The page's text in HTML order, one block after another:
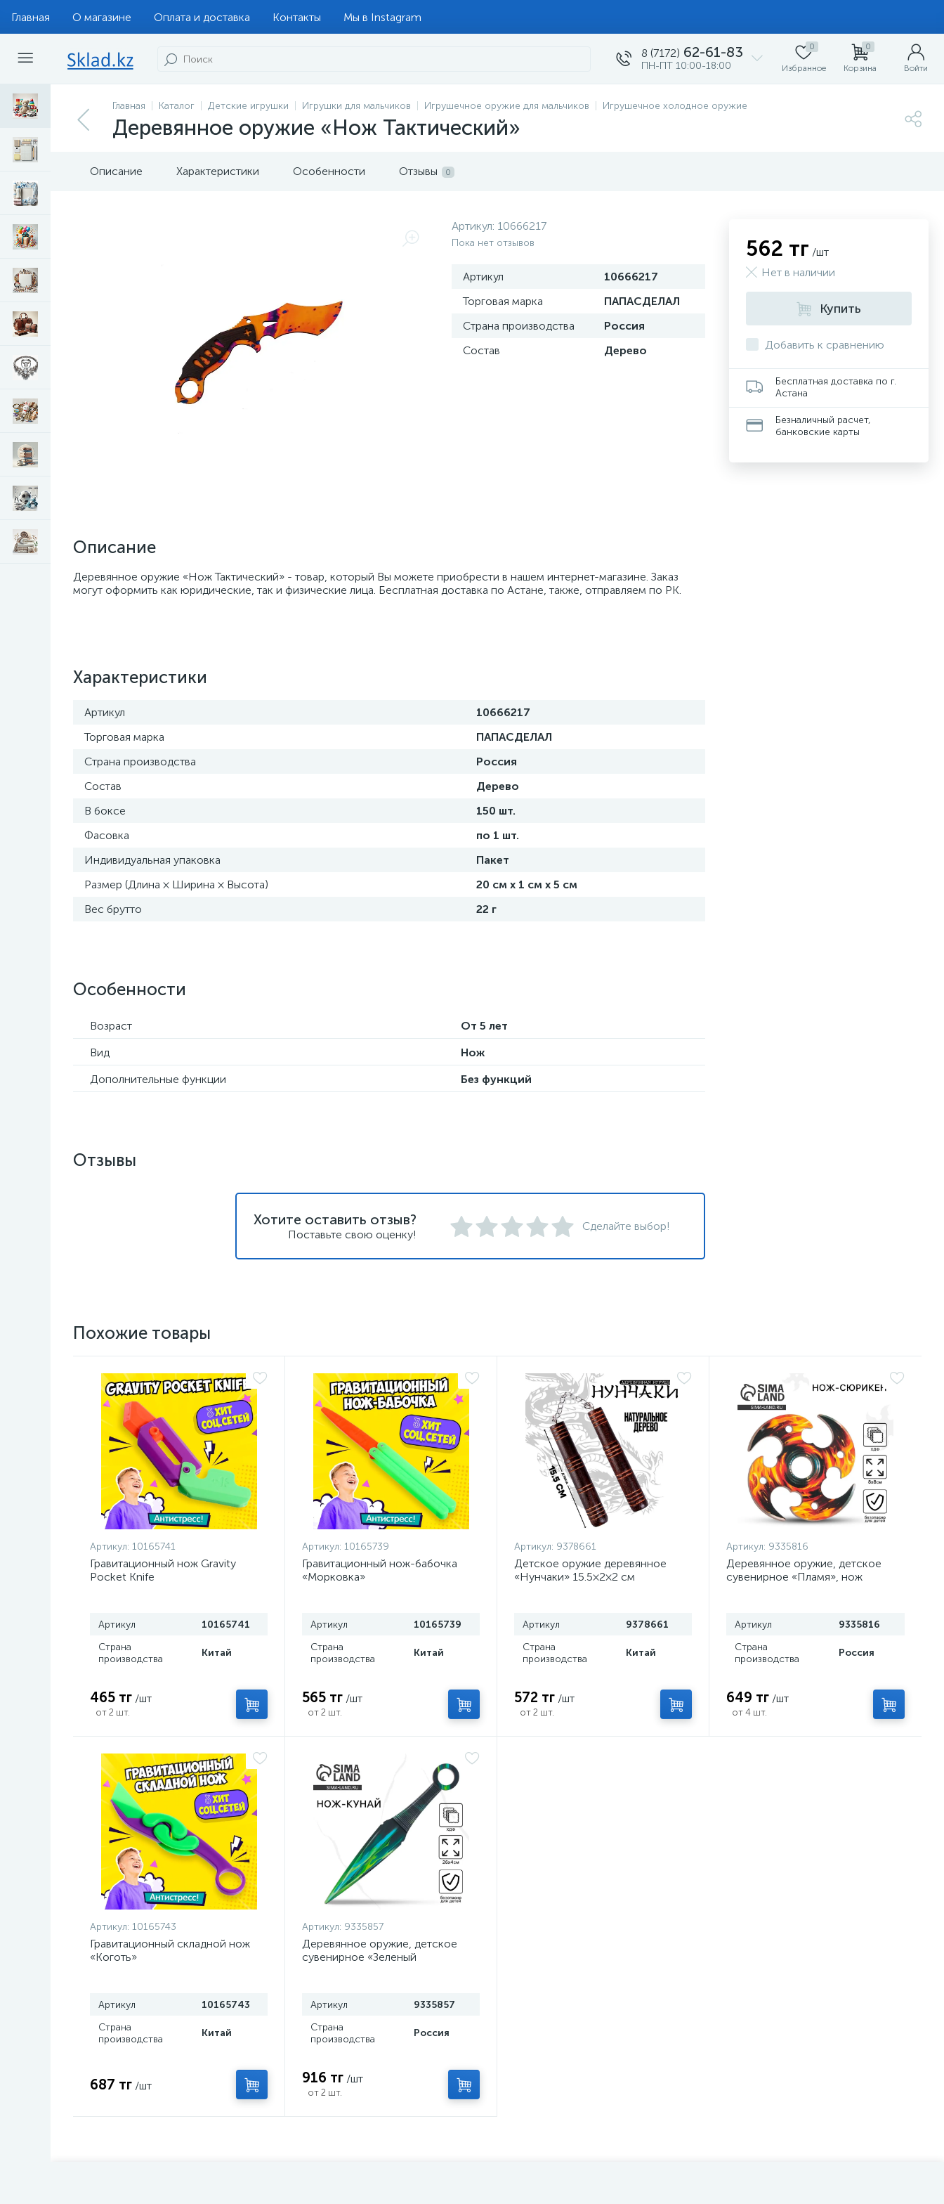
Главная О магазине Оплата и доставка Контакты Мы в Instagram
8 (7172) 62-61-83
ПН-ПТ 10:00-18:00
0
Избранное
0
Корзина Войти
Главная Каталог Детские игрушки Игрушки для мальчиков Игрушечное оружие для мальчиков Игрушечное холодное оружие
Деревянное оружие «Нож Тактический»
Описание Характеристики Особенности Отзывы 0
Артикул: 10666217
Пока нет отзывов
Артикул
10666217
Торговая марка
ПАПАСДЕЛАЛ
Страна производства
Россия
Состав
Дерево
Описание
Деревянное оружие «Нож Тактический» - товар, который Вы можете приобрести в нашем интернет-магазине. Заказ
могут оформить как юридические, так и физические лица. Бесплатная доставка по Астане, также, отправляем по РК.
Характеристики
Артикул
10666217
Торговая марка
ПАПАСДЕЛАЛ
Страна производства
Россия
Состав
Дерево
В боксе
150 шт.
Фасовка
по 1 шт.
Индивидуальная упаковка
Пакет
Размер (Длина × Ширина × Высота)
20 см х 1 см х 5 см
Вес брутто
22 г
Особенности
Возраст
От 5 лет
Вид
Нож
Дополнительные функции
Без функций
562 тг /шт
Нет в наличии
Купить
Добавить к сравнению
Бесплатная доставка по г.
Астана
Безналичный расчет,
банковские карты
Отзывы
Хотите оставить отзыв?
Поставьте свою оценку!
Сделайте выбор!
Похожие товары
Артикул: 10165741
Гравитационный нож Gravity
Pocket Knife
Артикул
10165741
Страна
производства
Китай
465 тг /шт
от 2 шт.
Артикул: 10165739
Гравитационный нож-бабочка
«Морковка»
Артикул
10165739
Страна
производства
Китай
565 тг /шт
от 2 шт.
Артикул: 9378661
Детское оружие деревянное
«Нунчаки» 15.5×2×2 см
Артикул
9378661
Страна
производства
Китай
572 тг /шт
от 2 шт.
Артикул: 9335816
Деревянное оружие, детское
сувенирное «Пламя», нож
Артикул
9335816
Страна
производства
Россия
649 тг /шт
от 4 шт.
Артикул: 10165743
Гравитационный складной нож
«Коготь»
Артикул
10165743
Страна
производства
Китай
687 тг /шт
Артикул: 9335857
Деревянное оружие, детское
сувенирное «Зеленый
Артикул
9335857
Страна
производства
Россия
916 тг /шт
от 2 шт.